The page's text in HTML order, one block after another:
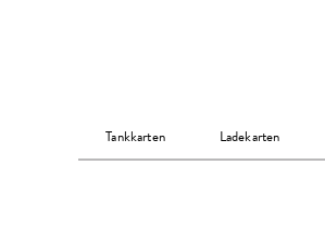
Tankkarten Ladekarten